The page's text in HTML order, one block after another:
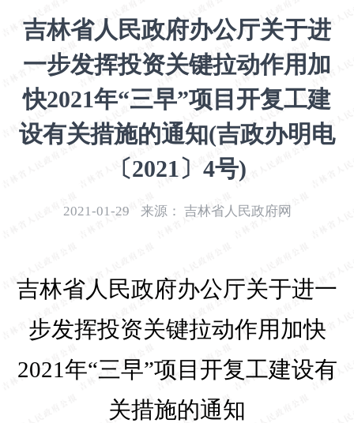
吉林省人民政府办公厅关于进
一步发挥投资关键拉动作用加
快2021年“三早”项目开复工建
设有关措施的通知(吉政办明电
〔2021〕4号)
2021-01-29 来源： 吉林省人民政府网
吉林省人民政府办公厅关于进一
步发挥投资关键拉动作用加快
2021年“三早”项目开复工建设有
关措施的通知